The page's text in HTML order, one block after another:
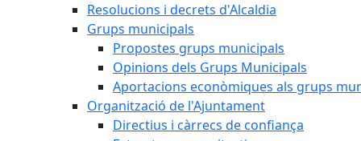
Resolucions i decrets d'Alcaldia
Grups municipals
Propostes grups municipals
Opinions dels Grups Municipals
Aportacions econòmiques als grups
Organització de l'Ajuntament
Directius i càrrecs de confiança